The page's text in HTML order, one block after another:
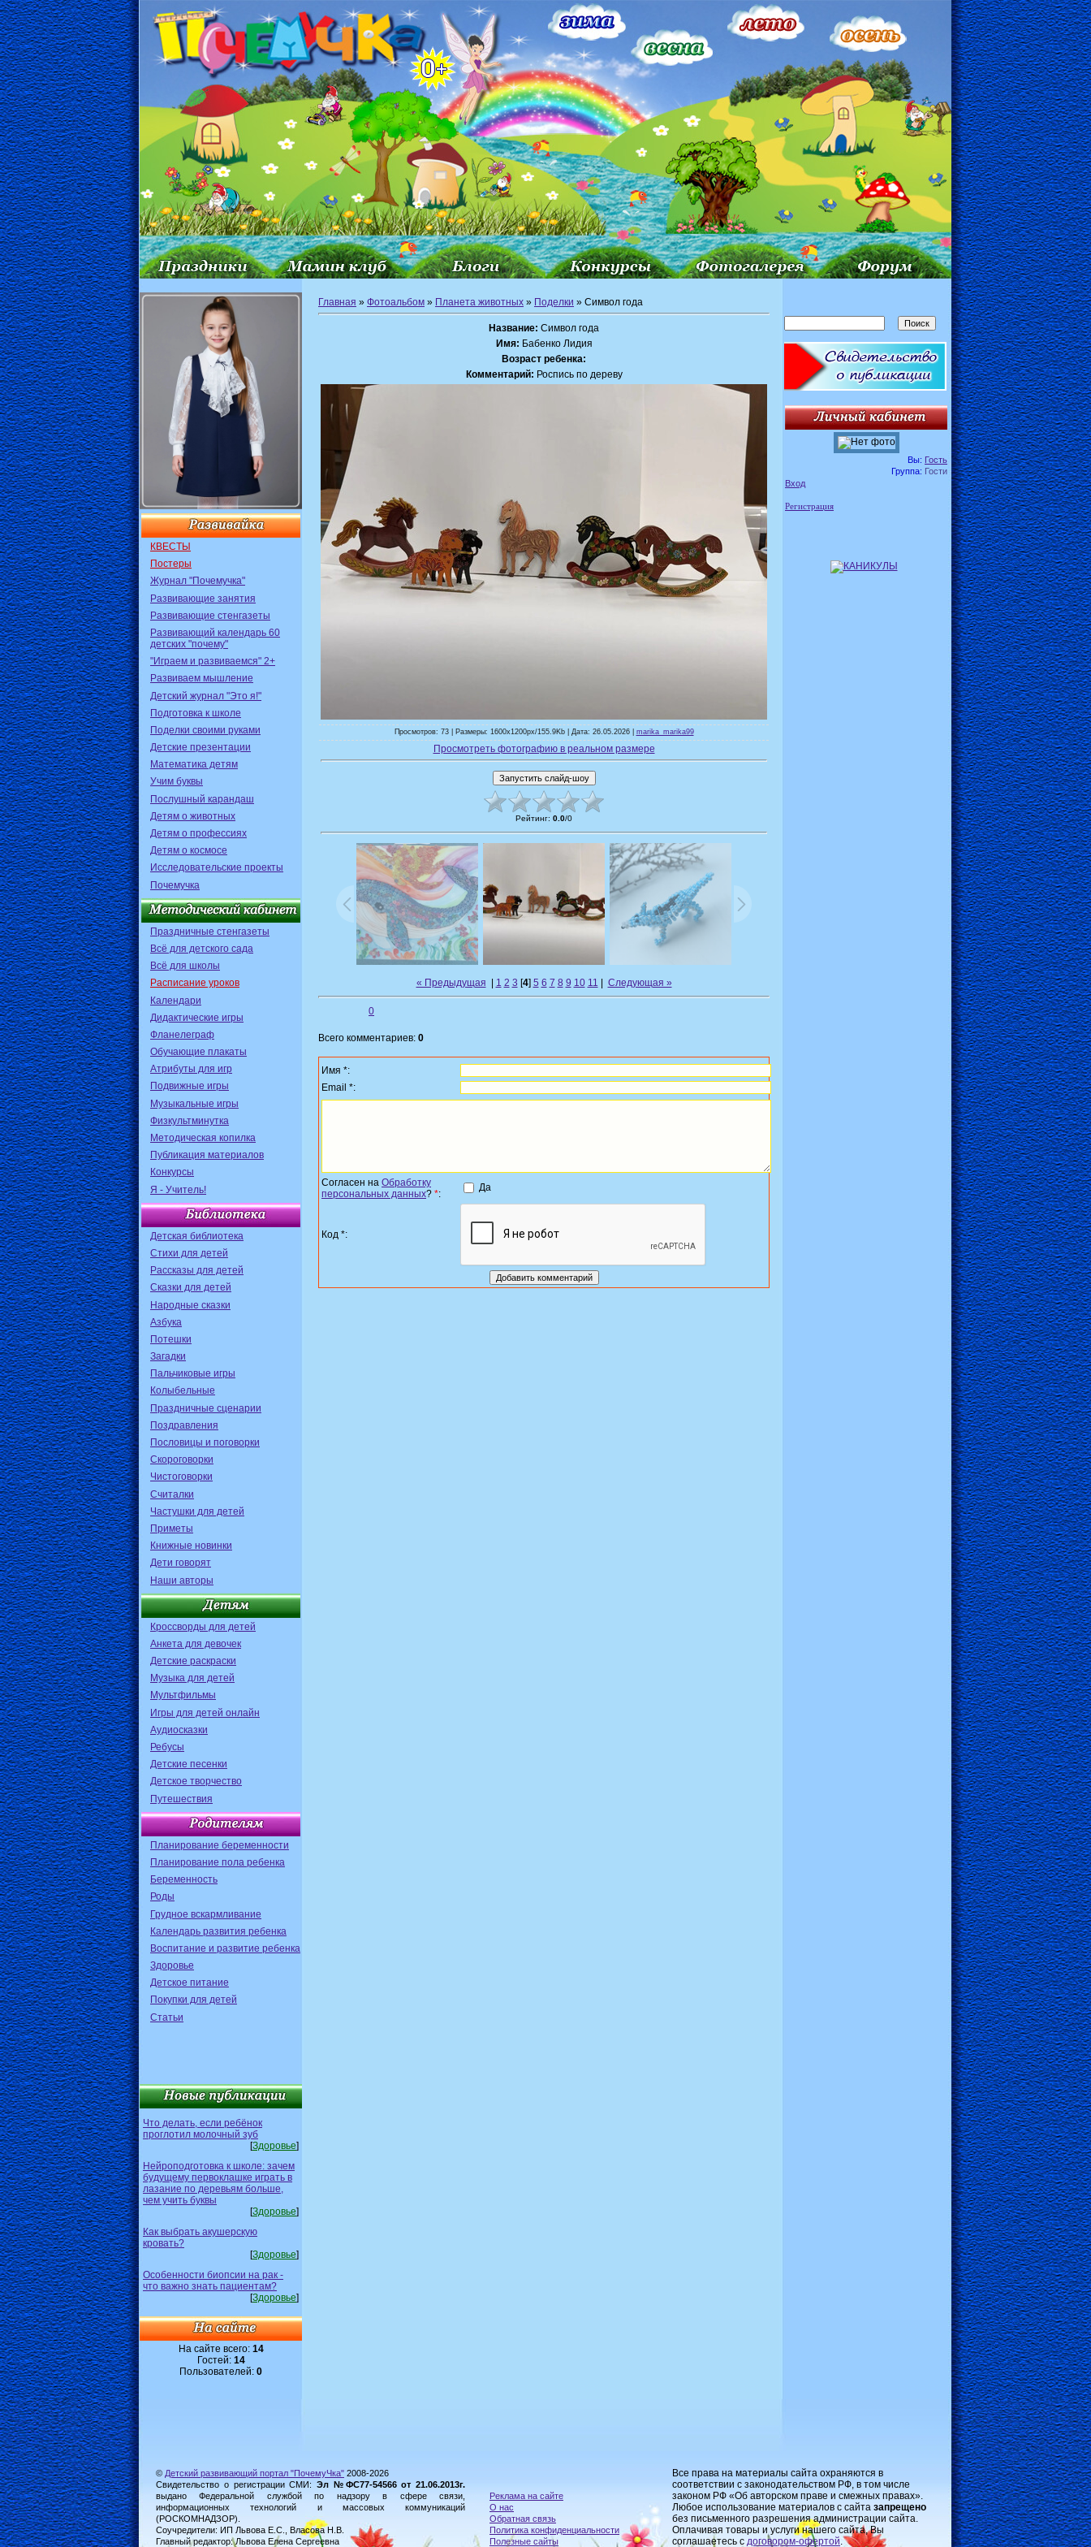
КВЕСТЫ
Постеры
Журнал "Почемучка"
Развивающие занятия
Развивающие стенгазеты
Развивающий календарь 60
детских "почему"
"Играем и развиваемся" 2+
Развиваем мышление
Детский журнал "Это я!"
Подготовка к школе
Поделки своими руками
Детские презентации
Математика детям
Учим буквы
Послушный карандаш
Детям о животных
Детям о профессиях
Детям о космосе
Исследовательские проекты
Почемучка
Праздничные стенгазеты
Всё для детского сада
Всё для школы
Расписание уроков
Календари
Дидактические игры
Фланелеграф
Обучающие плакаты
Атрибуты для игр
Подвижные игры
Музыкальные игры
Физкультминутка
Методическая копилка
Публикация материалов
Конкурсы
Я - Учитель!
Детская библиотека
Стихи для детей
Рассказы для детей
Сказки для детей
Народные сказки
Азбука
Потешки
Загадки
Пальчиковые игры
Колыбельные
Праздничные сценарии
Поздравления
Пословицы и поговорки
Скороговорки
Чистоговорки
Считалки
Частушки для детей
Приметы
Книжные новинки
Дети говорят
Наши авторы
Кроссворды для детей
Анкета для девочек
Детские раскраски
Музыка для детей
Мультфильмы
Игры для детей онлайн
Аудиосказки
Ребусы
Детские песенки
Детское творчество
Путешествия
Планирование беременности
Планирование пола ребенка
Беременность
Роды
Грудное вскармливание
Календарь развития ребенка
Воспитание и развитие ребенка
Здоровье
Детское питание
Покупки для детей
Статьи
Что делать, если ребёнок
проглотил молочный зуб
[Здоровье]
Нейроподготовка к школе: зачем
будущему первоклашке играть в
лазание по деревьям больше,
чем учить буквы
[Здоровье]
Как выбрать акушерскую
кровать?
[Здоровье]
Особенности биопсии на рак -
что важно знать пациентам?
[Здоровье]
На сайте всего: 14
Гостей: 14
Пользователей: 0
Главная » Фотоальбом » Планета животных » Поделки » Символ года
Название: Символ года
Имя: Бабенко Лидия
Возраст ребенка:
Комментарий: Роспись по дереву
Просмотров: 73 | Размеры: 1600x1200px/155.9Kb | Дата: 26.05.2026 | marika_marika99
Просмотреть фотографию в реальном размере
Рейтинг: 0.0/0
« Предыдущая 1 2 3 [4] 5 6 7 8 9 10 11 Следующая »
0
Всего комментариев: 0
Имя *:
Email *:
Согласен на Обработку
персональных данных? *:
Да
Код *:
Вы: Гость
Группа: Гости
Вход
Регистрация
© Детский развивающий портал "ПочемуЧка" 2008-2026
Свидетельство о регистрации СМИ: Эл №ФС77-54566 от 21.06.2013г.
выдано Федеральной службой по надзору в сфере связи,
информационных технологий и массовых коммуникаций
(РОСКОМНАДЗОР).
Соучредители: ИП Львова Е.С., Власова Н.В.
Главный редактор: Львова Елена Сергеевна
Реклама на сайте
О нас
Обратная связь
Политика конфиденциальности
Полезные сайты
Все права на материалы сайта охраняются в
соответствии с законодательством РФ, в том числе
законом РФ «Об авторском праве и смежных правах».
Любое использование материалов с сайта запрещено
без письменного разрешения администрации сайта.
Оплачивая товары и услуги нашего сайта, Вы
соглашаетесь с договором-oфертой.